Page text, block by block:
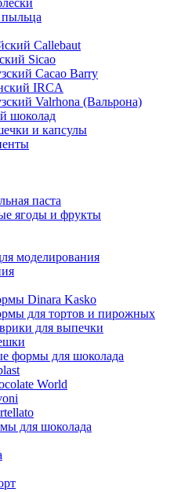
Callebaut
Sicao
Cacao Barry
IRCA
Valrhona (Вальрона)
шоколад
и капсулы
паста
ягоды и фрукты
моделирования
Dinara Kasko
для тортов и пирожных
для выпечки
формы для шоколада
World
для шоколада